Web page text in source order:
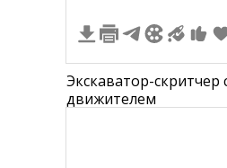
Экскаватор-скритчер
движителем